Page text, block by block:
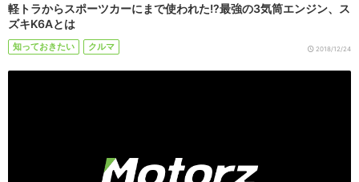
軽トラからスポーツカーにまで使われた!?最強の3気筒エンジン、ス
ズキK6Aとは
知っておきたい クルマ 2018/12/24